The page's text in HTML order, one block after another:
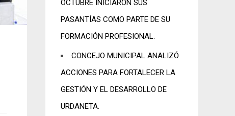
OCTUBRE INICIARON SUS
PASANTÍAS COMO PARTE DE SU
FORMACIÓN PROFESIONAL.
CONCEJO MUNICIPAL ANALIZÓ
ACCIONES PARA FORTALECER LA
GESTIÓN Y EL DESARROLLO DE
URDANETA.